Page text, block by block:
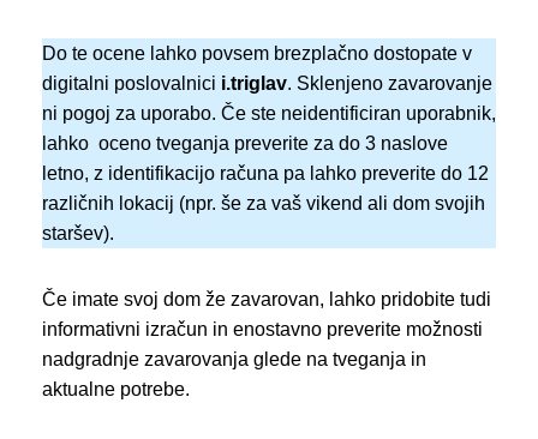
Do te ocene lahko povsem brezplačno dostopate v
digitalni poslovalnici i.triglav. Sklenjeno zavarovanje
ni pogoj za uporabo. Če ste neidentificiran uporabnik,
lahko oceno tveganja preverite za do 3 naslove
letno, z identifikacijo računa pa lahko preverite do 12
različnih lokacij (npr. še za vaš vikend ali dom svojih
staršev).
Če imate svoj dom že zavarovan, lahko pridobite tudi
informativni izračun in enostavno preverite možnosti
nadgradnje zavarovanja glede na tveganja in
aktualne potrebe.